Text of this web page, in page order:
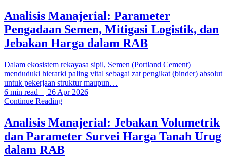
Analisis Manajerial: Parameter
Pengadaan Semen, Mitigasi Logistik, dan
Jebakan Harga dalam RAB
Dalam ekosistem rekayasa sipil, Semen (Portland Cement)
menduduki hierarki paling vital sebagai zat pengikat (binder) absolut
untuk pekerjaan struktur maupun…
6 min read | 26 Apr 2026
Continue Reading
Analisis Manajerial: Jebakan Volumetrik
dan Parameter Survei Harga Tanah Urug
dalam RAB